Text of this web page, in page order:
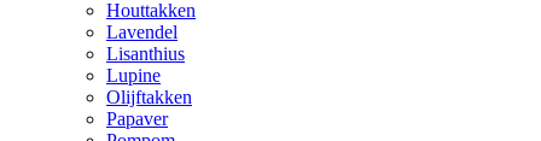
Houttakken
Lavendel
Lisanthius
Lupine
Olijftakken
Papaver